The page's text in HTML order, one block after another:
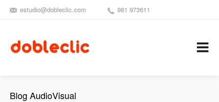
estudio@dobleclic.com 981 973611
Blog AudioVisual